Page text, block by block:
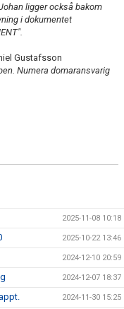
ligger också bakom
i dokumentet
Gustafsson
Numera domaransvarig
2025-11-08 10:18
2025-10-22 13:46
2024-12-10 20:59
2024-12-07 18:37
2024-11-30 15:25